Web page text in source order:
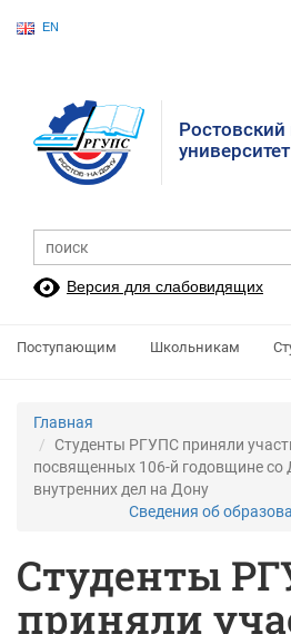
EN
Версия для слабовидящих
Поступающим Школьникам
Главная
Студенты РГУПС приняли
посвященных 106-й годовщине со
внутренних дел на Дону
Сведения об
Студенты
приняли